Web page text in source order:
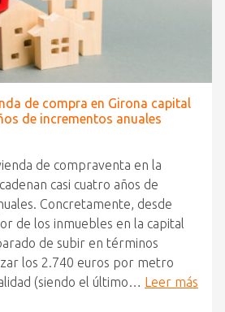
de compra en Girona capital
de incrementos anuales
de compraventa en la
casi cuatro años de
Concretamente, desde
de los inmuebles en la capital
de subir en términos
los 2.740 euros por metro
(siendo el último… Leer más